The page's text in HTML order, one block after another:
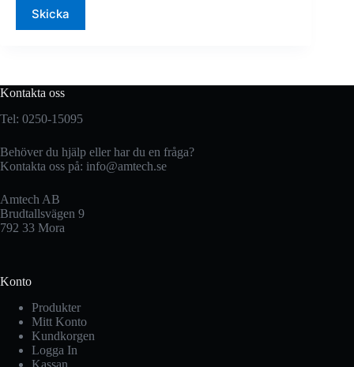
Skicka
Kontakta oss
Tel: 0250-15095
Behöver du hjälp eller har du en fråga?
Kontakta oss på: info@amtech.se
Amtech AB
Brudtallsvägen 9
792 33 Mora
Konto
Produkter
Mitt Konto
Kundkorgen
Logga In
Kassan